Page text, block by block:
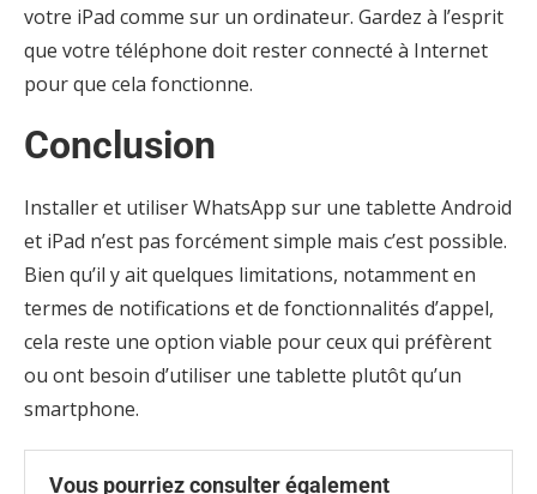
votre iPad comme sur un ordinateur. Gardez à l’esprit
que votre téléphone doit rester connecté à Internet
pour que cela fonctionne.
Conclusion
Installer et utiliser WhatsApp sur une tablette Android
et iPad n’est pas forcément simple mais c’est possible.
Bien qu’il y ait quelques limitations, notamment en
termes de notifications et de fonctionnalités d’appel,
cela reste une option viable pour ceux qui préfèrent
ou ont besoin d’utiliser une tablette plutôt qu’un
smartphone.
Vous pourriez consulter également